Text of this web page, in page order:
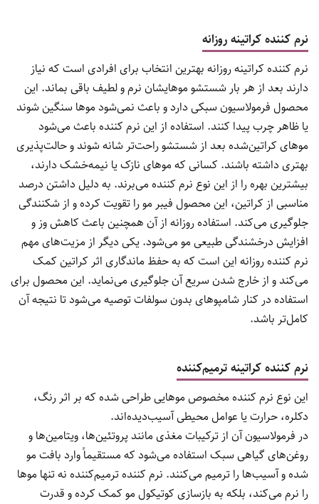
نرم کننده کراتینه روزانه
نرم کننده کراتینه روزانه بهترین انتخاب برای افرادی است که نیاز
دارند بعد از هر بار شستشو موهایشان نرم و لطیف باقی بماند. این
محصول فرمولاسیون سبکی دارد و باعث نمی‌شود موها سنگین شوند
یا ظاهر چرب پیدا کنند. استفاده از این نرم کننده باعث می‌شود
موهای کراتین‌شده بعد از شستشو راحت‌تر شانه شوند و حالت‌پذیری
بهتری داشته باشند. کسانی که موهای نازک یا نیمه‌خشک دارند،
بیشترین بهره را از این نوع نرم کننده می‌برند. به دلیل داشتن درصد
مناسبی از کراتین، این محصول فیبر مو را تقویت کرده و از شکنندگی
جلوگیری می‌کند. استفاده روزانه از آن همچنین باعث کاهش وز و
افزایش درخشندگی طبیعی مو می‌شود. یکی دیگر از مزیت‌های مهم
نرم کننده روزانه این است که به حفظ ماندگاری اثر کراتین کمک
می‌کند و از خارج شدن سریع آن جلوگیری می‌نماید. این محصول برای
استفاده در کنار شامپوهای بدون سولفات توصیه می‌شود تا نتیجه آن
کامل‌تر باشد.
نرم کننده کراتینه ترمیم‌کننده
این نوع نرم کننده مخصوص موهایی طراحی شده که بر اثر رنگ،
دکلره، حرارت یا عوامل محیطی آسیب‌دیده‌اند.
در فرمولاسیون آن از ترکیبات مغذی مانند پروتئین‌ها، ویتامین‌ها و
روغن‌های گیاهی سبک استفاده می‌شود که مستقیماً وارد بافت مو
شده و آسیب‌ها را ترمیم می‌کنند. نرم کننده ترمیم‌کننده نه تنها موها
را نرم می‌کند، بلکه به بازسازی کوتیکول مو کمک کرده و قدرت